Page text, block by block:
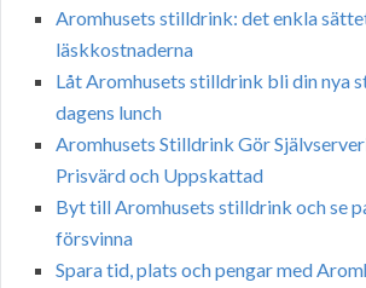
Aromhusets stilldrink: det enkla
läskkostnaderna
Låt Aromhusets stilldrink bli din nya
dagens lunch
Aromhusets Stilldrink Gör
Prisvärd och Uppskattad
Byt till Aromhusets stilldrink och se
försvinna
Spara tid, plats och pengar med